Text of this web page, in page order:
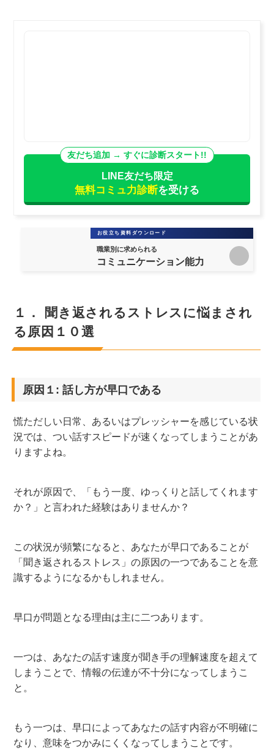
LINE友だち限定
無料コミュ力診断を受ける
お役立ち資料ダウンロード
職業別に求められる
コミュニケーション能力
１． 聞き返されるストレスに悩まされ
る原因１０選
原因１: 話し方が早口である
慌ただしい日常、あるいはプレッシャーを感じている状
況では、つい話すスピードが速くなってしまうことがあ
りますよね。
それが原因で、「もう一度、ゆっくりと話してくれます
か？」と言われた経験はありませんか？
この状況が頻繁になると、あなたが早口であることが
「聞き返されるストレス」の原因の一つであることを意
識するようになるかもしれません。
早口が問題となる理由は主に二つあります。
一つは、あなたの話す速度が聞き手の理解速度を超えて
しまうことで、情報の伝達が不十分になってしまうこ
と。
もう一つは、早口によってあなたの話す内容が不明確に
なり、意味をつかみにくくなってしまうことです。